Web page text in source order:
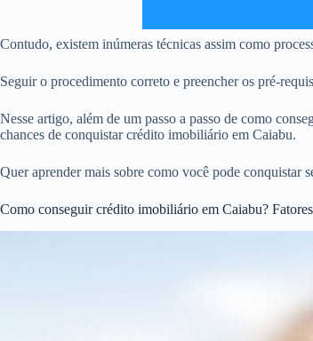
Contudo, existem inúmeras técnicas assim como
Seguir o procedimento correto e preencher os pré-
Nesse artigo, além de um passo a passo de como
chances de conquistar crédito imobiliário em Caiabu.
Quer aprender mais sobre como você pode
Como conseguir crédito imobiliário em Caiabu?